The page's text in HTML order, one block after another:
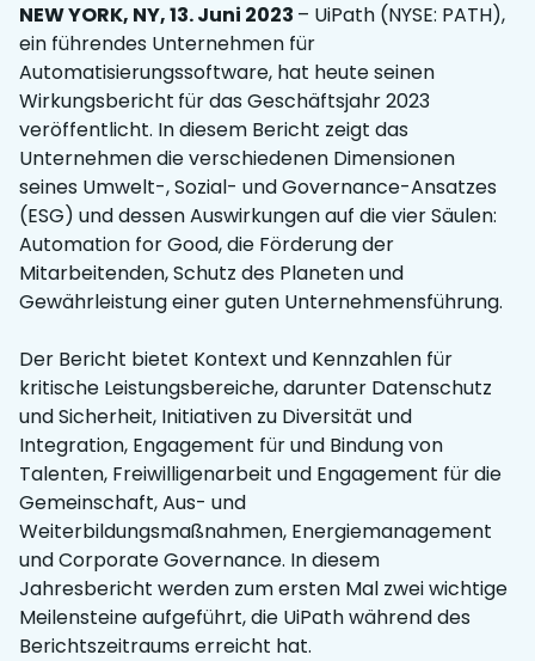
NEW YORK, NY, 13. Juni 2023 – UiPath (NYSE: PATH),
ein führendes Unternehmen für
Automatisierungssoftware, hat heute seinen
Wirkungsbericht für das Geschäftsjahr 2023
veröffentlicht. In diesem Bericht zeigt das
Unternehmen die verschiedenen Dimensionen
seines Umwelt-, Sozial- und Governance-Ansatzes
(ESG) und dessen Auswirkungen auf die vier Säulen:
Automation for Good, die Förderung der
Mitarbeitenden, Schutz des Planeten und
Gewährleistung einer guten Unternehmensführung.
Der Bericht bietet Kontext und Kennzahlen für
kritische Leistungsbereiche, darunter Datenschutz
und Sicherheit, Initiativen zu Diversität und
Integration, Engagement für und Bindung von
Talenten, Freiwilligenarbeit und Engagement für die
Gemeinschaft, Aus- und
Weiterbildungsmaßnahmen, Energiemanagement
und Corporate Governance. In diesem
Jahresbericht werden zum ersten Mal zwei wichtige
Meilensteine aufgeführt, die UiPath während des
Berichtszeitraums erreicht hat.